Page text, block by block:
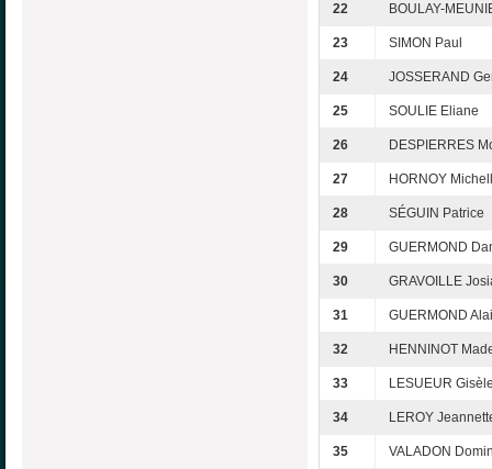
22 BOULAY-
23 SIMON Paul
24 JOSSERAND
25 SOULIE Eliane
26 DESPIERRES
27 HORNOY
28 SÉGUIN Patrice
29 GUERMOND
30 GRAVOILLE
31 GUERMOND
32 HENNINOT
33 LESUEUR
34 LEROY
35 VALADON